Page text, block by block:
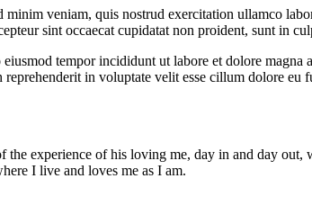
veniam, quis nostrud exercitation ullamco
sint occaecat cupidatat non proident, sunt in
tempor incididunt ut labore et dolore
in voluptate velit esse cillum dolore
experience of his loving me, day in and day out,
I live and loves me as I am.